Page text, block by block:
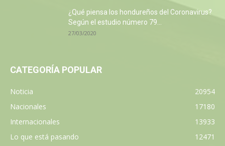
¿Qué piensa los hondureños del Coronavirus?
Según el estudio número 79...
27/03/2020
CATEGORÍA POPULAR
Noticia
20954
Nacionales
17180
Internacionales
13933
Lo que está pasando
12471